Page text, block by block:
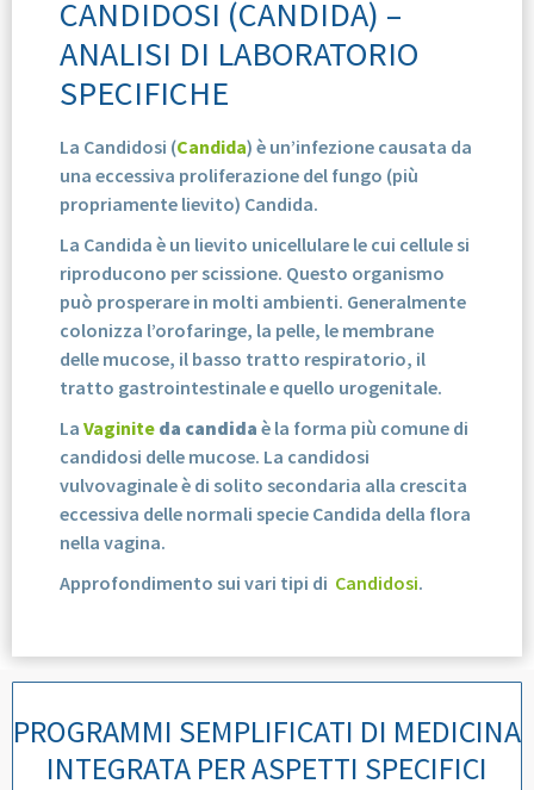
CANDIDOSI (CANDIDA) –
ANALISI DI LABORATORIO
SPECIFICHE
La Candidosi (Candida) è un’infezione causata da
una eccessiva proliferazione del fungo (più
propriamente lievito) Candida.
La Candida è un lievito unicellulare le cui cellule si
riproducono per scissione. Questo organismo
può prosperare in molti ambienti. Generalmente
colonizza l’orofaringe, la pelle, le membrane
delle mucose, il basso tratto respiratorio, il
tratto gastrointestinale e quello urogenitale.
La Vaginite da candida è la forma più comune di
candidosi delle mucose. La candidosi
vulvovaginale è di solito secondaria alla crescita
eccessiva delle normali specie Candida della flora
nella vagina.
Approfondimento sui vari tipi di Candidosi.
PROGRAMMI SEMPLIFICATI DI MEDICINA
INTEGRATA PER ASPETTI SPECIFICI